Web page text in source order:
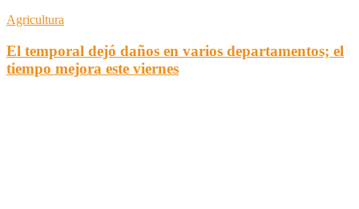
Agricultura
El temporal dejó daños en varios departamentos; el
tiempo mejora este viernes